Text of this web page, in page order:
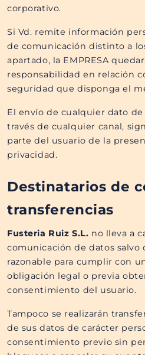
corporativo.
Si Vd. remite información
de comunicación distinto a
apartado, la EMPRESA
responsabilidad en relación
seguridad que disponga el
El envío de cualquier dato
través de cualquier canal,
parte del usuario de la
privacidad.
Destinatarios de
transferencias
Fusteria Ruiz S.L.​​ no lleva a
comunicación de datos salvo
razonable para cumplir con
obligación legal o previa
consentimiento del usuario.
Tampoco se realizarán
de sus datos de carácter
consentimiento previo sin